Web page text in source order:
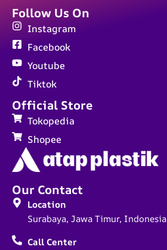
Our Contact
Location
Surabaya, Jawa Timur, Indonesia
Call Center
Official Store
Tokopedia
Shopee
Follow Us On
Instagram
Facebook
Youtube
Tiktok